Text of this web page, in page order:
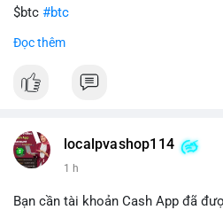
$btc #btc
#vlikevn
📰 Nguồn: Cointelegraph
Đọc thêm
localpvashop114
1 h
Bạn cần tài khoản Cash App đã